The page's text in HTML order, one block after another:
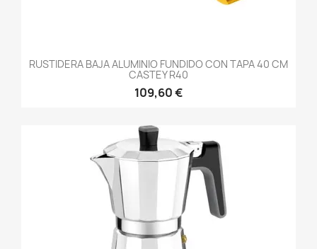
RUSTIDERA BAJA ALUMINIO FUNDIDO CON TAPA 40 CM
CASTEY R40
109,60 €